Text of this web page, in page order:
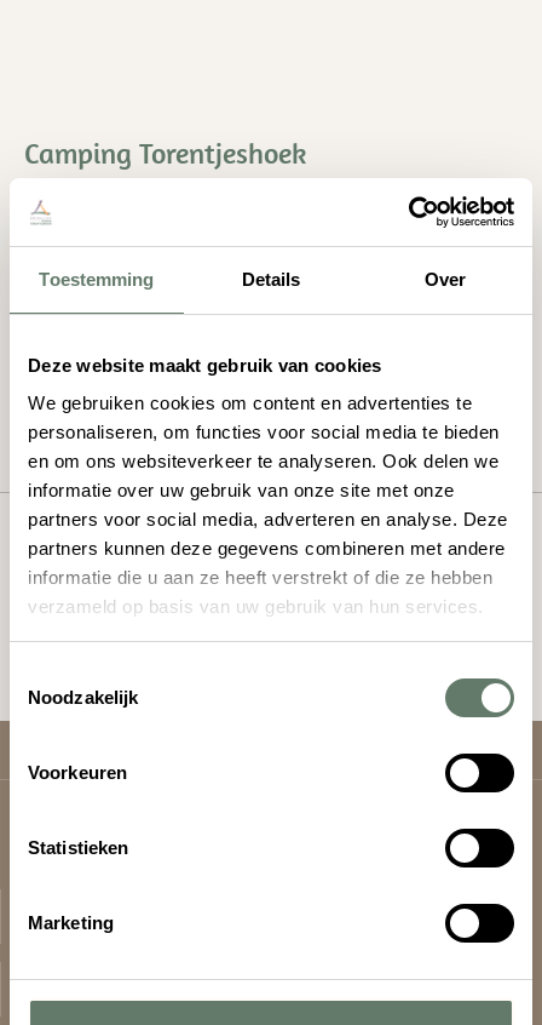
Toestemming Details Over
Deze website maakt gebruik van cookies
We gebruiken cookies om content en advertenties te
personaliseren, om functies voor social media te bieden
en om ons websiteverkeer te analyseren. Ook delen we
informatie over uw gebruik van onze site met onze
partners voor social media, adverteren en analyse. Deze
partners kunnen deze gegevens combineren met andere
informatie die u aan ze heeft verstrekt of die ze hebben
verzameld op basis van uw gebruik van hun services.
Noodzakelijk
Voorkeuren
Statistieken
Marketing
Camping Torentjeshoek
7991 SE Dwingeloo
0521 - 591 706
Neem contact met ons op
Camping Torentjeshoek
Informatie
Direct naar